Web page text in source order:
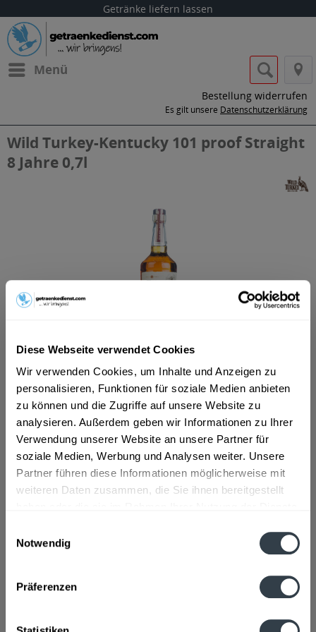
Diese Webseite verwendet Cookies
Wir verwenden Cookies, um Inhalte und Anzeigen zu
personalisieren, Funktionen für soziale Medien anbieten
zu können und die Zugriffe auf unsere Website zu
analysieren. Außerdem geben wir Informationen zu Ihrer
Verwendung unserer Website an unsere Partner für
soziale Medien, Werbung und Analysen weiter. Unsere
Partner führen diese Informationen möglicherweise mit
weiteren Daten zusammen, die Sie ihnen bereitgestellt
Notwendig
Präferenzen
Getränke liefern lassen
Menü
Bestellung widerrufen
Es gilt unsere Datenschutzerklärung
Wild Turkey-Kentucky 101 proof Straight
8 Jahre 0,7l
ab 22,49 € *
Inhalt:0.7 Liter (32,13 € * / 1 Liter)
inkl. MwSt.
ggf. zzgl. Erschwerniszuschlag
Vorrätig
In denWarenkorb
Artikel-Nr.:
13426
Beschreibung
Davide Campari-Milano, Via F. Sacchetti, 20099 Sesto San